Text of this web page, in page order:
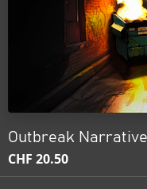
Outbreak
CHF 20.50